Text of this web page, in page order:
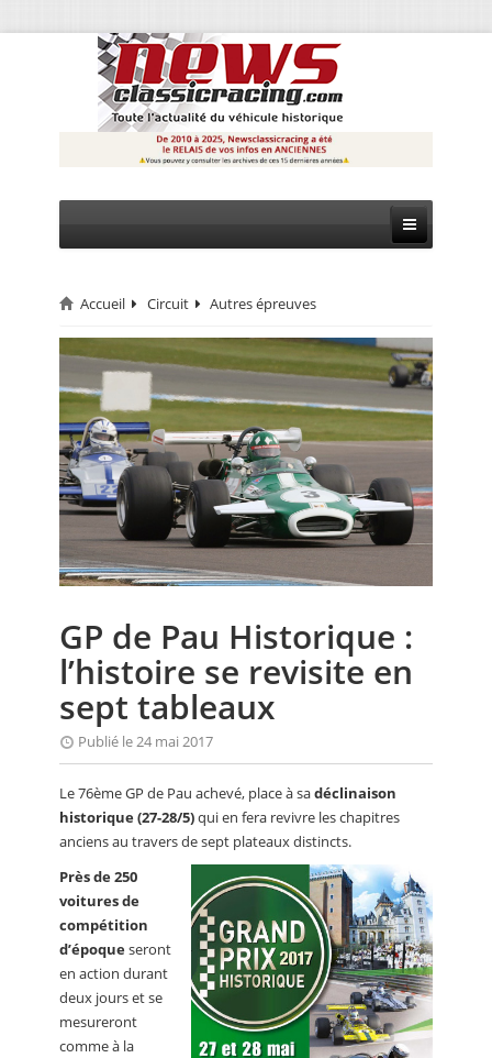
CIRCUIT
RALLYE
MONTAGNE
EVÈNEMENTS
CALENDRIER
FOCUS
ANNUAIRES
PETITES ANNONCES
Accueil Circuit Autres épreuves
GP de Pau Historique :
l’histoire se revisite en
sept tableaux
Publié le 24 mai 2017
Le 76ème GP de Pau achevé, place à sadéclinaison
historique (27-28/5)qui en fera revivre les chapitres
anciens au travers de sept plateaux distincts.
Près de 250
voitures de
compétition
d’époqueseront
en action durant
deux jours et se
mesureront
comme à la